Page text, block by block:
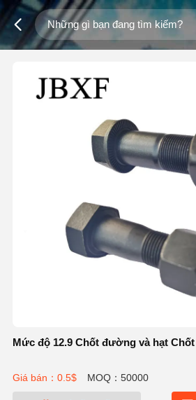
Mức độ 12.9 Chốt đường và hạt
Giá bán：0.5$ MOQ：50000